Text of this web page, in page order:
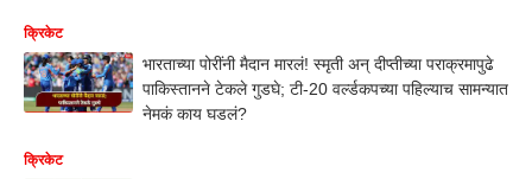
क्रिकेट
भारताच्या पोरींनी मैदान मारलं! स्मृती अन् दीप्तीच्या पराक्रमापुढे
पाकिस्तानने टेकले गुडघे; टी-20 वर्ल्डकपच्या पहिल्याच सामन्यात
नेमकं काय घडलं?
क्रिकेट